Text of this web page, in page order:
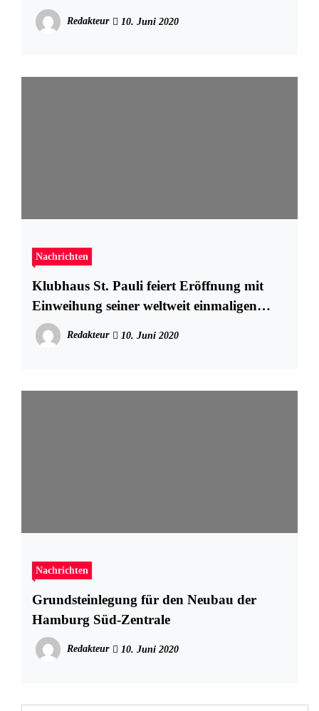
Redakteur 10. Juni 2020
Nachrichten
Klubhaus St. Pauli feiert Eröffnung mit
Einweihung seiner weltweit einmaligen
Medienfassade
Redakteur 10. Juni 2020
Nachrichten
Grundsteinlegung für den Neubau der
Hamburg Süd-Zentrale
Redakteur 10. Juni 2020